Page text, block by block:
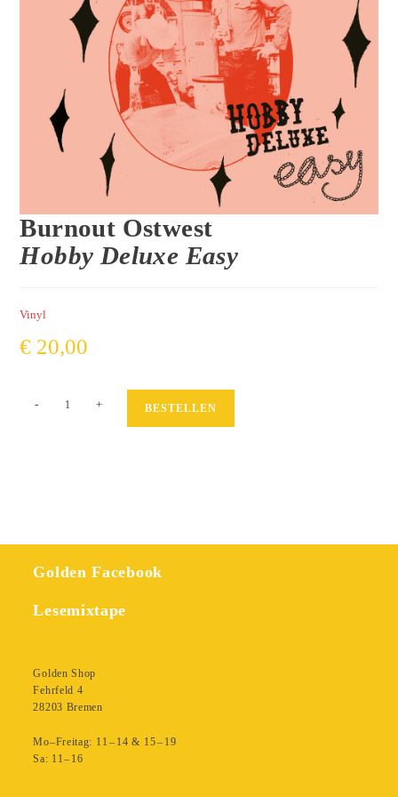
Burnout Ostwest
Hobby Deluxe Easy
Vinyl
€ 20,00
- + BESTELLEN
Golden Facebook
Lesemixtape
Golden Shop
Fehrfeld 4
28203 Bremen
Mo–Freitag: 11 – 14 & 15 – 19
Sa: 11– 16